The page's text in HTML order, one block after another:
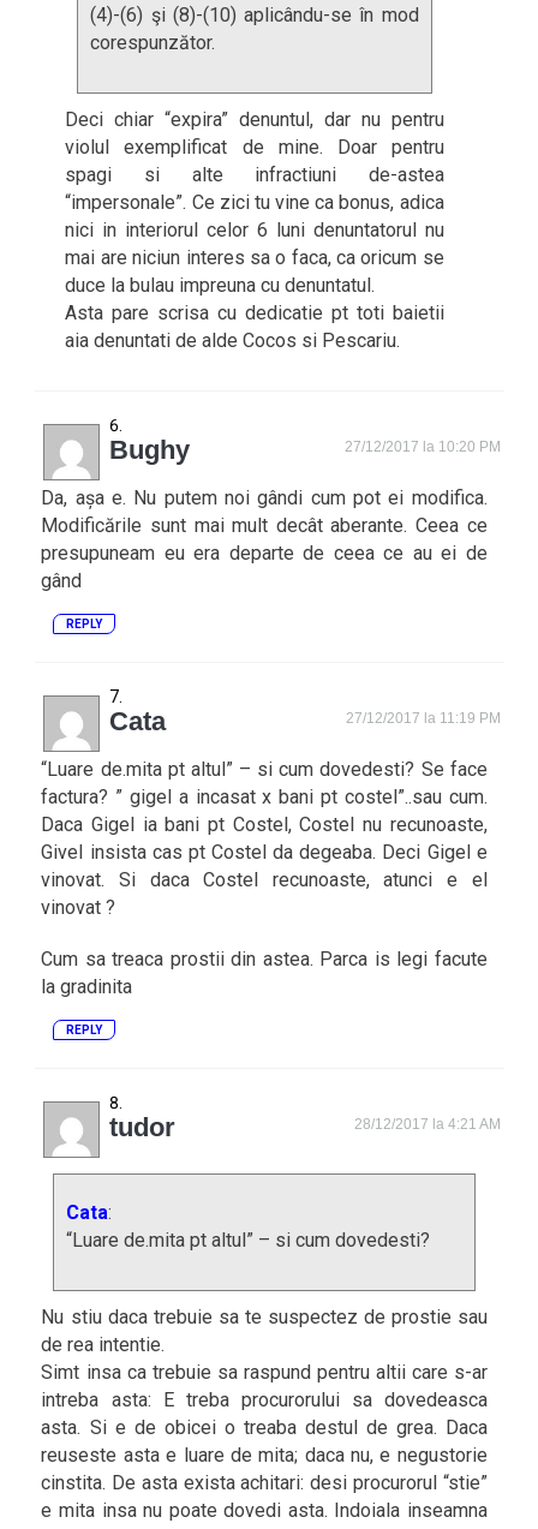
(4)-(6) şi (8)-(10) aplicându-se în mod
corespunzător.
Deci chiar “expira” denuntul, dar nu pentru
violul exemplificat de mine. Doar pentru
spagi si alte infractiuni de-astea
“impersonale”. Ce zici tu vine ca bonus, adica
nici in interiorul celor 6 luni denuntatorul nu
mai are niciun interes sa o faca, ca oricum se
duce la bulau impreuna cu denuntatul.
Asta pare scrisa cu dedicatie pt toti baietii
aia denuntati de alde Cocos si Pescariu.
Bughy 27/12/2017 la 10:20 PM
Da, așa e. Nu putem noi gândi cum pot ei modifica.
Modificările sunt mai mult decât aberante. Ceea ce
presupuneam eu era departe de ceea ce au ei de
gând
REPLY
Cata 27/12/2017 la 11:19 PM
“Luare de.mita pt altul” – si cum dovedesti? Se face
factura? ” gigel a incasat x bani pt costel”..sau cum.
Daca Gigel ia bani pt Costel, Costel nu recunoaste,
Givel insista cas pt Costel da degeaba. Deci Gigel e
vinovat. Si daca Costel recunoaste, atunci e el
vinovat ?
Cum sa treaca prostii din astea. Parca is legi facute
la gradinita
REPLY
tudor 28/12/2017 la 4:21 AM
Cata:
“Luare de.mita pt altul” – si cum dovedesti?
Nu stiu daca trebuie sa te suspectez de prostie sau
de rea intentie.
Simt insa ca trebuie sa raspund pentru altii care s-ar
intreba asta: E treba procurorului sa dovedeasca
asta. Si e de obicei o treaba destul de grea. Daca
reuseste asta e luare de mita; daca nu, e negustorie
cinstita. De asta exista achitari: desi procurorul “stie”
e mita insa nu poate dovedi asta. Indoiala inseamna